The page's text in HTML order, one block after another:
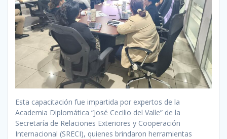
Esta capacitación fue impartida por expertos de la
Academia Diplomática “José Cecilio del Valle” de la
Secretaría de Relaciones Exteriores y Cooperación
Internacional (SRECI), quienes brindaron herramientas